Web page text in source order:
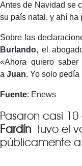
Antes de Navidad se
su país natal, y ahí ha
Sobre las
Burlando, el
«Ahora quiero
a Juan. Yo solo
Fuente: Enews
Pasaron casi
Fardín tuvo el
públicamente a